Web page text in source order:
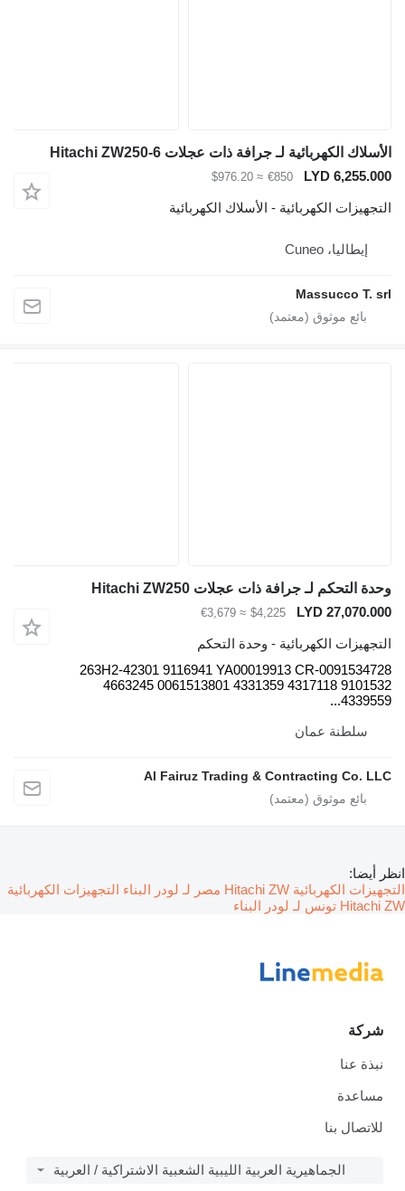
الأسلاك الكهربائية لـ جرافة ذات عجلات Hitachi ZW250-6
LYD 6,255.000
€850
≈ $976.20
التجهيزات الكهربائية - الأسلاك الكهربائية
إيطاليا، Cuneo
Massucco T. srl
وحدة التحكم لـ جرافة ذات عجلات Hitachi ZW250
LYD 27,070.000
$4,225
≈ €3,679
التجهيزات الكهربائية - وحدة التحكم
263H2-42301 9116941 YA00019913 CR-0091534728
4663245 0061513801 4331359 4317118 9101532
4339559...
سلطنة عمان
Al Fairuz Trading & Contracting Co. LLC
انظر أيضا:
التجهيزات الكهربائية Hitachi ZW مصر لـ لودر البناء
التجهيزات الكهربائية
Hitachi ZW تونس لـ لودر البناء
شركة
نبذة عنا
مساعدة
للاتصال بنا
الجماهيرية العربية الليبية الشعبية الاشتراكية / العربية